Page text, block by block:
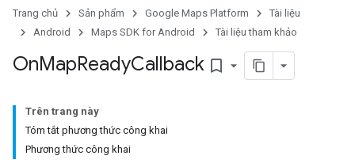
Trang chủ Sản phẩm Google Maps Platform
Tài liệu
Android
Maps SDK for Android Tài liệu tham khảo
OnMapReadyCallback bookmark_border
Trên trang này
Tóm tắt phương thức công khai
Phương thức công khai